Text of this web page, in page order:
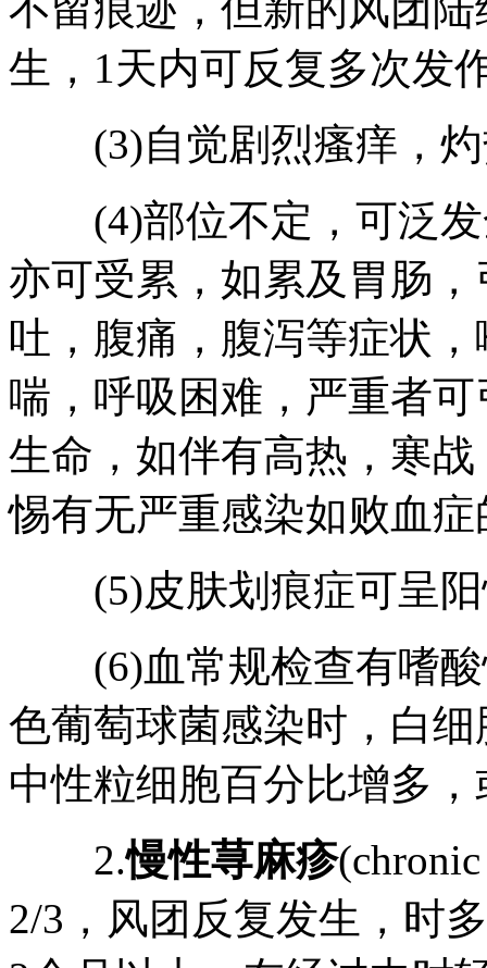
生，1天内可反复多次发
(3)自觉剧烈瘙痒，灼
(4)部位不定，可泛发
亦可受累，如累及胃肠
吐，腹痛，腹泻等症状
喘，呼吸困难，严重者
生命，如伴有高热，寒
惕有无严重感染如败血
(5)皮肤划痕症可呈阳
(6)血常规检查有嗜酸
色葡萄球菌感染时，白
中性粒细胞百分比增多
2.慢性荨麻疹
2/3，风团反复发生，时